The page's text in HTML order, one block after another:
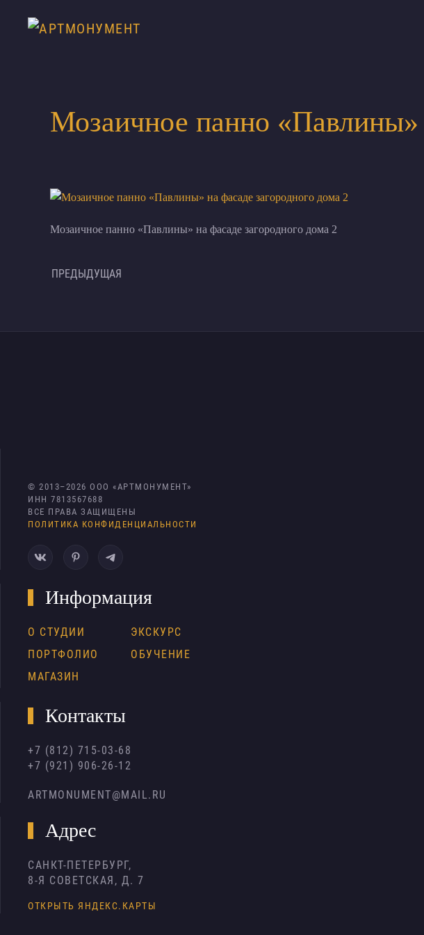
Мозаичное панно «Павлины»
Мозаичное панно «Павлины» на фасаде загородного дома 2
ПРЕДЫДУЩАЯ
© 2013–2026 ООО «АРТМОНУМЕНТ»
ИНН 7813567688
ВСЕ ПРАВА ЗАЩИЩЕНЫ
ПОЛИТИКА КОНФИДЕНЦИАЛЬНОСТИ
Информация
О СТУДИИ
ПОРТФОЛИО
МАГАЗИН
ЭКСКУРС
ОБУЧЕНИЕ
Контакты
+7 (812) 715-03-68
+7 (921) 906-26-12
ARTMONUMENT@MAIL.RU
Адрес
САНКТ-ПЕТЕРБУРГ,
8-Я СОВЕТСКАЯ, Д. 7
ОТКРЫТЬ ЯНДЕКС.КАРТЫ